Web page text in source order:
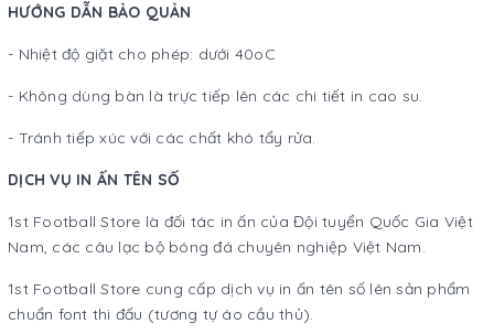
HƯỚNG DẪN BẢO QUẢN
- Nhiệt độ giặt cho phép: dưới 40oC
- Không dùng bàn là trực tiếp lên các chi tiết in cao su.
- Tránh tiếp xúc với các chất khó tẩy rửa.
DỊCH VỤ IN ẤN TÊN SỐ
1st Football Store là đối tác in ấn của Đội tuyển Quốc Gia Việt
Nam, các câu lạc bộ bóng đá chuyên nghiệp Việt Nam.
1st Football Store cung cấp dịch vụ in ấn tên số lên sản phẩm
chuẩn font thi đấu (tương tự áo cầu thủ).